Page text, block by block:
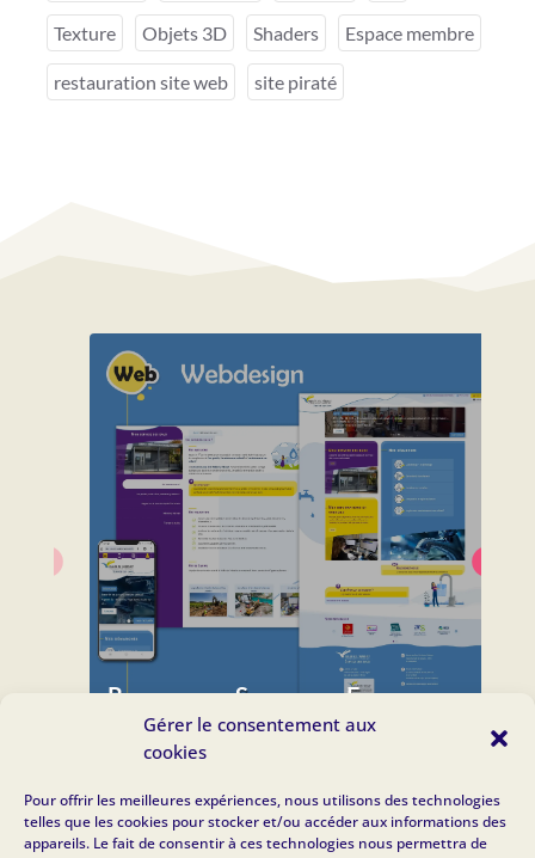
Gérer le consentement aux
cookies
Pour offrir les meilleures expériences, nous utilisons des technologies
telles que les cookies pour stocker et/ou accéder aux informations des
appareils. Le fait de consentir à ces technologies nous permettra de
Texture Objets 3D Shaders Espace membre
restauration site web site piraté
Refonte web Service des Eaux